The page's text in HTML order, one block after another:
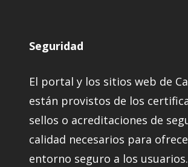
Seguridad
El portal y los sitios web de
están provistos de los
sellos o acreditaciones de
calidad necesarios para
entorno seguro a los usuarios.